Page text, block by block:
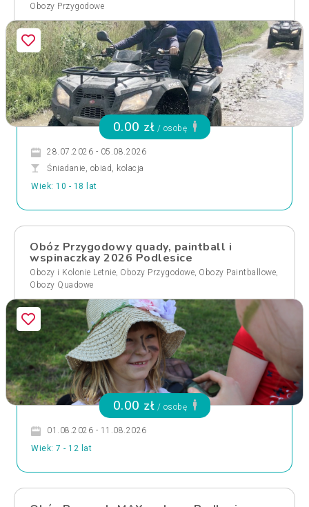
Obozy Przygodowe
0.00 zł / osobę
28.07.2026 - 05.08.2026
Śniadanie, obiad, kolacja
Wiek: 10 - 18 lat
Obóz Przygodowy quady, paintball i
wspinaczkay 2026 Podlesice
Obozy i Kolonie Letnie, Obozy Przygodowe, Obozy Paintballowe,
Obozy Quadowe
0.00 zł / osobę
01.08.2026 - 11.08.2026
Wiek: 7 - 12 lat